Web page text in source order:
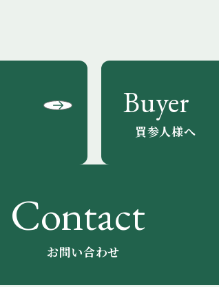
Buyer
買参人様へ
Contact
お問い合わせ